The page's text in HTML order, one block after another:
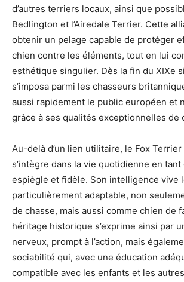
d’autres terriers locaux, ainsi que
Bedlington et l’Airedale Terrier. Cette
obtenir un pelage capable de protéger
chien contre les éléments, tout en lui
esthétique singulier. Dès la fin du XIXe
s’imposa parmi les chasseurs
aussi rapidement le public européen et
grâce à ses qualités exceptionnelles de
Au-delà d’un lien utilitaire, le Fox
s’intègre dans la vie quotidienne en
espiègle et fidèle. Son intelligence vive
particulièrement adaptable, non
de chasse, mais aussi comme chien de
héritage historique s’exprime ainsi par
nerveux, prompt à l’action, mais
sociabilité qui, avec une éducation
compatible avec les enfants et les